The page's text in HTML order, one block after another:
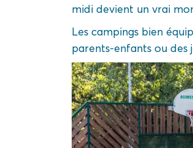
midi devient un vrai
Les campings bien
parents-enfants ou des